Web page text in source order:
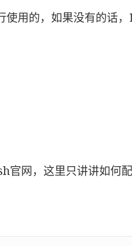
使用的，如果没有的话
网，这里只讲讲如何配